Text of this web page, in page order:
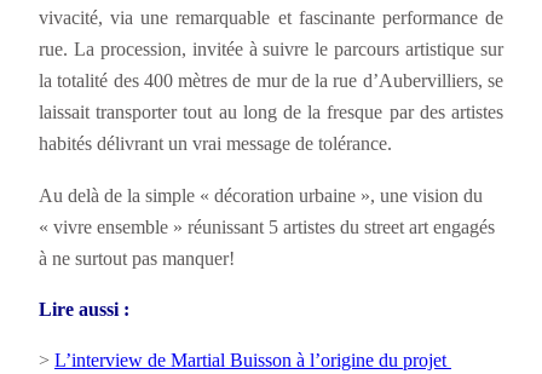
vivacité, via une remarquable et fascinante performance de
rue. La procession, invitée à suivre le parcours artistique sur
la totalité des 400 mètres de mur de la rue d’Aubervilliers, se
laissait transporter tout au long de la fresque par des artistes
habités délivrant un vrai message de tolérance.
Au delà de la simple « décoration urbaine », une vision du
« vivre ensemble » réunissant 5 artistes du street art engagés
à ne surtout pas manquer!
Lire aussi :
> L’interview de Martial Buisson à l’origine du projet